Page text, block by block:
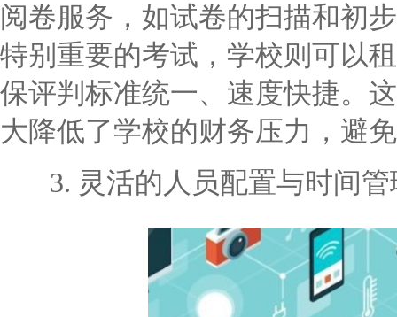
阅卷服务，如试卷的扫描和初
特别重要的考试，学校则可以
保评判标准统一、速度快捷。
大降低了学校的财务压力，避
3. 灵活的人员配置与时间管